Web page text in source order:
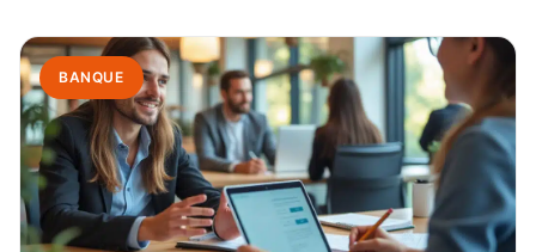
BANQUE